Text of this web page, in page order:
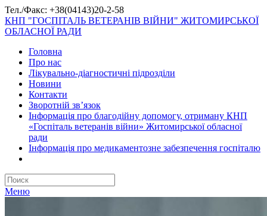
Тел./Факс: +38(04143)20-2-58
КНП "ГОСПІТАЛЬ ВЕТЕРАНІВ ВІЙНИ" ЖИТОМИРСЬКОЇ
ОБЛАСНОЇ РАДИ
Головна
Про нас
Лікувально-діагностичні підрозділи
Новини
Контакти
Зворотній зв’язок
Інформація про благодійну допомогу, отриману КНП
«Госпіталь ветеранів війни» Житомирської обласної
ради
Інформація про медикаментозне забезпечення госпіталю
Меню